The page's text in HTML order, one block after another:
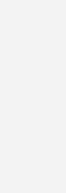
Fortuna
Alemannia
1. FC
SSV Jahn